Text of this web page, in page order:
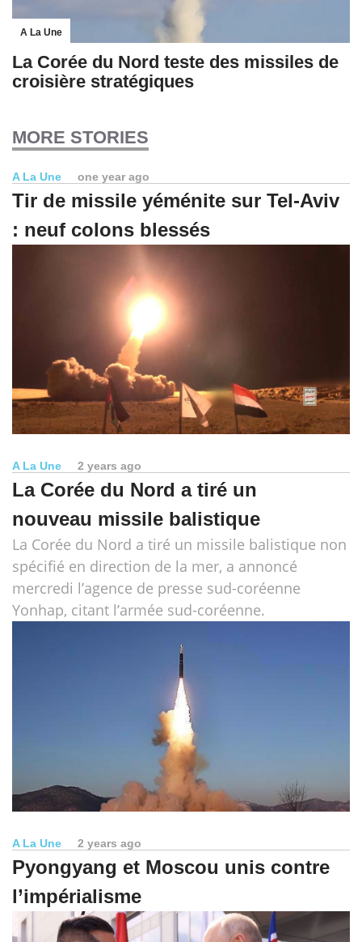
A La Une
La Corée du Nord teste des missiles de
croisière stratégiques
MORE STORIES
A La Une one year ago
Tir de missile yéménite sur Tel-Aviv
: neuf colons blessés
A La Une 2 years ago
La Corée du Nord a tiré un
nouveau missile balistique
La Corée du Nord a tiré un missile balistique non
spécifié en direction de la mer, a annoncé
mercredi l’agence de presse sud-coréenne
Yonhap, citant l’armée sud-coréenne.
A La Une 2 years ago
Pyongyang et Moscou unis contre
l’impérialisme